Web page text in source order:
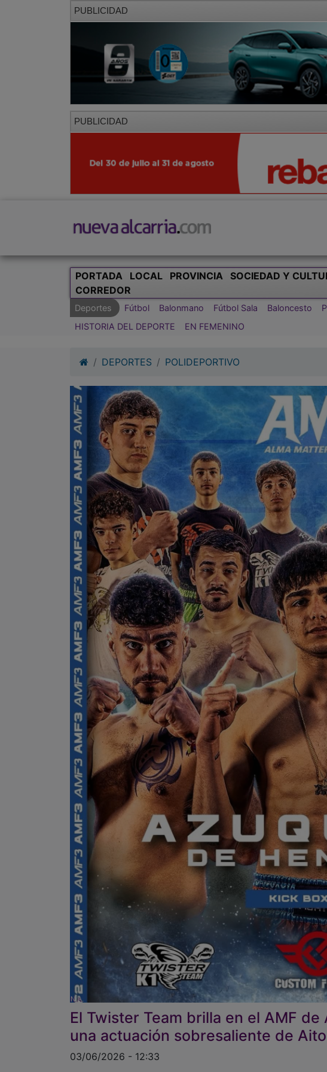
PUBLICIDAD
PUBLICIDAD
PORTADA LOCAL PROVINCIA SOCIEDAD Y
CORREDOR
Deportes Fútbol Balonmano Fútbol Sala Baloncesto
HISTORIA DEL DEPORTE
EN FEMENINO
DEPORTES POLIDEPORTIVO
El Twister Team brilla en el AMF
una actuación sobresaliente de
03/06/2026 - 12:33